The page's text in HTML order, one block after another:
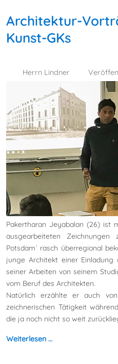
Architektur-
Kunst-GKs
Herrn Lindner
Pakertharan Jeyabalan (26) ist
ausgearbeiteten
Potsdam´ rasch überregional
junge Architekt einer
seiner Arbeiten von seinem
vom Beruf des Architekten.
Natürlich erzählte er auch
zeichnerischen Tätigkeit
die ja noch nicht so weit
Weiterlesen …